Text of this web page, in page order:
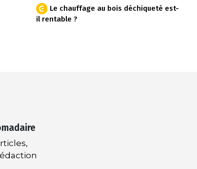
Le chauffage au bois déchiqueté est-
il rentable ?